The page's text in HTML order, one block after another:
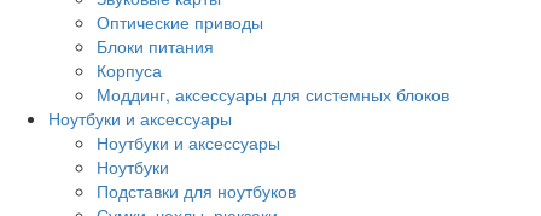
Оптические приводы
Блоки питания
Корпуса
Моддинг, аксессуары для системных блоков
Ноутбуки и аксессуары
Ноутбуки и аксессуары
Ноутбуки
Подставки для ноутбуков